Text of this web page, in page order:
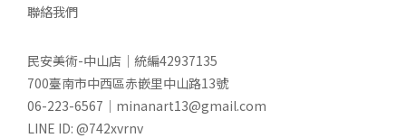
聯絡我們
民安美術-中山店｜統編42937135
700臺南市中西區赤嵌里中山路13號
06-223-6567｜minanart13@gmail.com
LINE ID: @742xvrnv